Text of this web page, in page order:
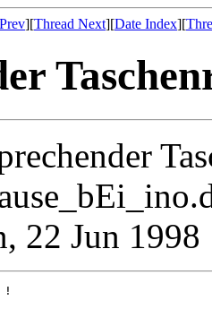
][Thread Next][Date Index][
22 Jun
!